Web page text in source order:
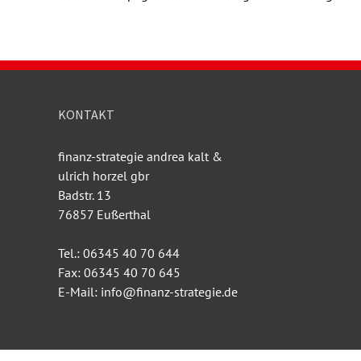
KONTAKT
finanz-strategie andrea kalt &
ulrich horzel gbr
Badstr. 13
76857 Eußerthal
Tel.: 06345 40 70 644
Fax: 06345 40 70 645
E-Mail: info@finanz-strategie.de